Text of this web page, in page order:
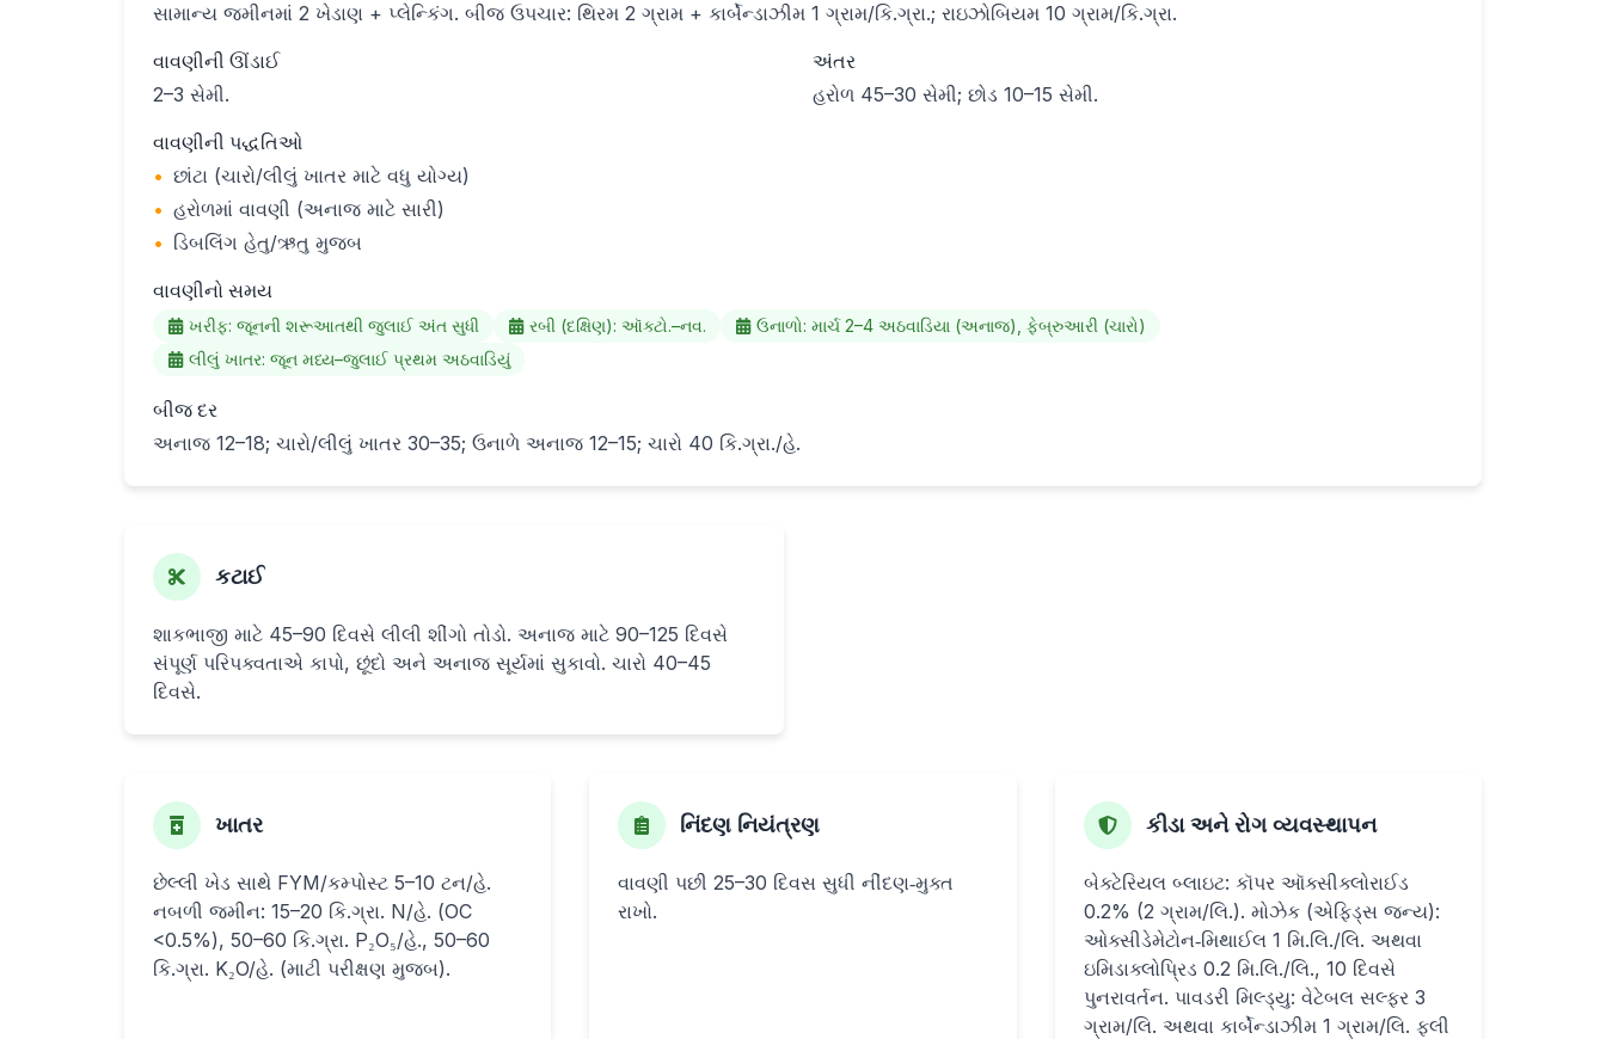
સામાન્ય જમીનમાં 2 ખેડાણ + પ્લેન્કિંગ. બીજ ઉપચાર: થિરમ 2 ગ્રામ + કાર્બેન્ડાઝીમ 1 ગ્રામ/કિ.ગ્રા.; રાઇઝોબિયમ 10 ગ્રામ/કિ.ગ્રા.
વાવણીની ઊંડાઈ
2–3 સેમી.
અંતર
હરોળ 45–30 સેમી; છોડ 10–15 સેમી.
વાવણીની પદ્ધતિઓ
• છાંટા (ચારો/લીલું ખાતર માટે વધુ યોગ્ય)
• હરોળમાં વાવણી (અનાજ માટે સારી)
• ડિબલિંગ હેતુ/ઋતુ મુજબ
વાવણીનો સમય
ખરીફ: જૂનની શરૂઆતથી જુલાઈ અંત સુધી રબી (દક્ષિણ): ઑક્ટો.–નવ.
ઉનાળો: માર્ચ 2–4 અઠવાડિયા (અનાજ), ફેબ્રુઆરી (ચારો)
લીલું ખાતર: જૂન મધ્ય–જુલાઈ પ્રથમ અઠવાડિયું
બીજ દર
અનાજ 12–18; ચારો/લીલું ખાતર 30–35; ઉનાળે અનાજ 12–15; ચારો 40 કિ.ગ્રા./હે.
કટાઈ
શાકભાજી માટે 45–90 દિવસે લીલી શીંગો તોડો. અનાજ માટે 90–125 દિવસે
સંપૂર્ણ પરિપક્વતાએ કાપો, છૂંદો અને અનાજ સૂર્યમાં સુકાવો. ચારો 40–45
દિવસે.
ખાતર
છેલ્લી ખેડ સાથે FYM/કમ્પોસ્ટ 5–10 ટન/હે.
નબળી જમીન: 15–20 કિ.ગ્રા. N/હે. (OC
<0.5%), 50–60 કિ.ગ્રા. P₂O₅/હે., 50–60
કિ.ગ્રા. K₂O/હે. (માટી પરીક્ષણ મુજબ).
નિંદણ નિયંત્રણ
વાવણી પછી 25–30 દિવસ સુધી નીંદણ‑મુક્ત
રાખો.
કીડા અને રોગ વ્યવસ્થાપન
બેક્ટેરિયલ બ્લાઇટ: કૉપર ઑક્સીક્લોરાઈડ
0.2% (2 ગ્રામ/લિ.). મોઝેક (એફિડ્સ જન્ય):
ઓક્સીડેમેટોન‑મિથાઈલ 1 મિ.લિ./લિ. અથવા
ઇમિડાક્લોપ્રિડ 0.2 મિ.લિ./લિ., 10 દિવસે
પુનરાવર્તન. પાવડરી મિલ્ડ્યુ: વેટેબલ સલ્ફર 3
ગ્રામ/લિ. અથવા કાર્બેન્ડાઝીમ 1 ગ્રામ/લિ. ફલી